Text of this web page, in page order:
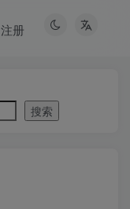
注册
搜索